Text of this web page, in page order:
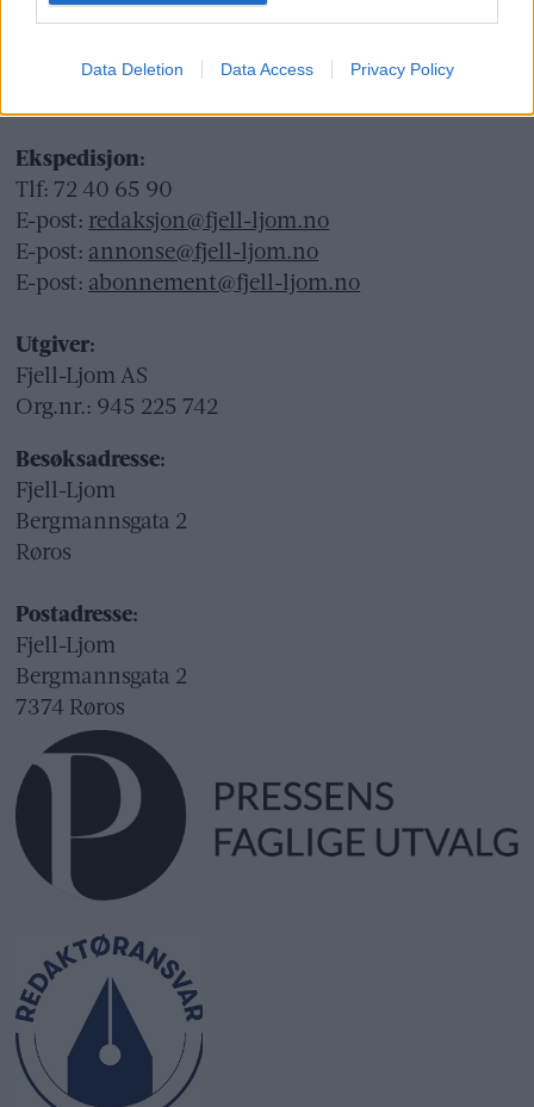
Data Deletion Data Access Privacy Policy
lokalaviser (LLA)
Ansvarlig redaktør og daglig leder:
Ekspedisjon:
Tlf: 72 40 65 90
E-post: redaksjon@fjell-ljom.no
E-post: annonse@fjell-ljom.no
E-post: abonnement@fjell-ljom.no
Utgiver:
Fjell-Ljom AS
Org.nr.: 945 225 742
Besøksadresse:
Fjell-Ljom
Bergmannsgata 2
Røros
Postadresse:
Fjell-Ljom
Bergmannsgata 2
7374 Røros